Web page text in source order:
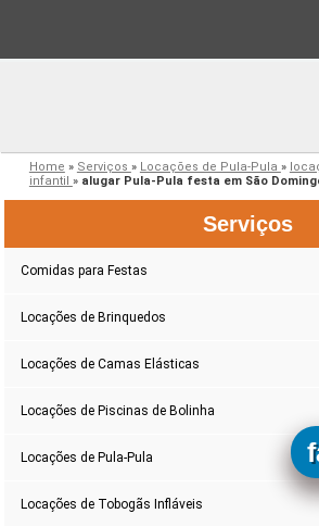
Home » Serviços » Locações de Pula-Pula »
infantil » alugar Pula-Pula festa em São
Serviços
Comidas para Festas
Locações de Brinquedos
Locações de Camas Elásticas
Locações de Piscinas de Bolinha
Locações de Pula-Pula
Locações de Tobogãs Infláveis